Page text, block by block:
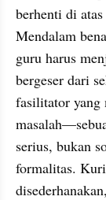
berhenti di
Mendalam
guru harus
bergeser dari
fasilitator yang
serius, bukan
formalitas.